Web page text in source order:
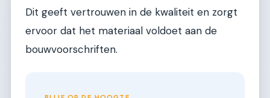
Dit geeft vertrouwen in de kwaliteit en zorgt
ervoor dat het materiaal voldoet aan de
bouwvoorschriften.